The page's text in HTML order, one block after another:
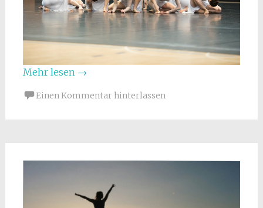
Mehr lesen →
Einen Kommentar hinterlassen